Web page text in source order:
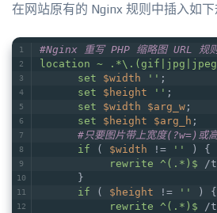
在网站原有的 Nginx 规则中插入如下
#Nginx 重写 PHP 缩略图 URL 规
location ~
set
$width '' ;
set
$height '' ;
set
$width $arg_w ;
set
$height $arg_h ;
#只要图片带上宽度(?w=)或
if ( $width != ''
) {
rewrite ^(.*)$ /
      }
if ( $height != ''
) {
rewrite ^(.*)$ /